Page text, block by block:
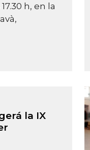
h, en la
la IX